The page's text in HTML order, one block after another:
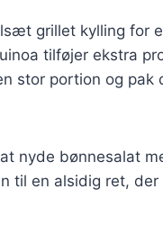
grillet kylling for
tilføjer ekstra
stor portion og
nyde bønnesalat
til en alsidig ret,